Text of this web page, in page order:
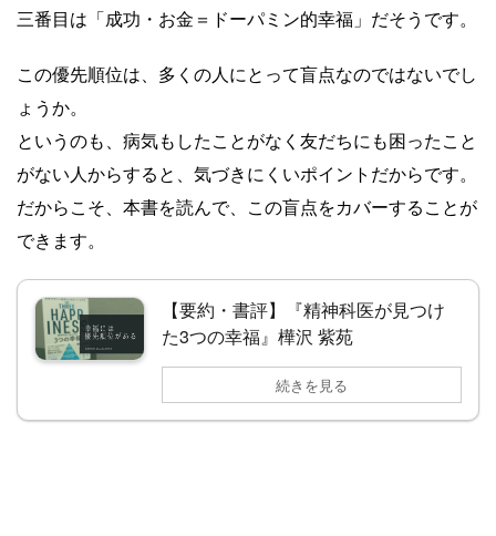
三番目は「成功・お金＝ドーパミン的幸福」だそうです。
この優先順位は、多くの人にとって盲点なのではないでし
ょうか。
というのも、病気もしたことがなく友だちにも困ったこと
がない人からすると、気づきにくいポイントだからです。
だからこそ、本書を読んで、この盲点をカバーすることが
できます。
【要約・書評】『精神科医が見つけ
た3つの幸福』樺沢 紫苑
続きを見る